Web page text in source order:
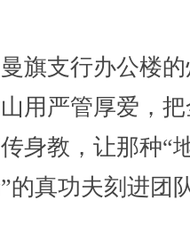
支行办公楼的
用严管厚爱，
身教，让那种“
的真功夫刻进团